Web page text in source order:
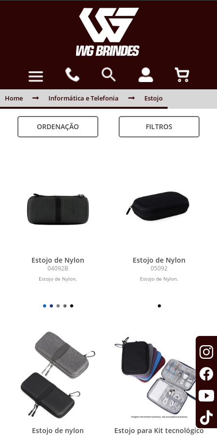
Home Informática e Telefonia Estojo
ORDENAÇÃO FILTROS
Estojo de Nylon
04092B
Estojo de Nylon.
Estojo de Nylon
05092
Estojo de Nylon.
Estojo de nylon Estojo para Kit tecnológico